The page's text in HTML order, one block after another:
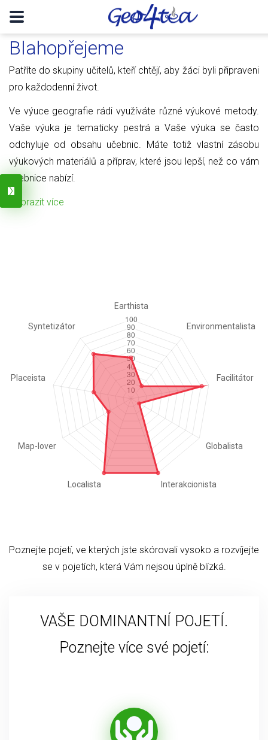
Blahopřejeme
Patříte do skupiny učitelů, kteří chtějí, aby žáci byli připraveni
pro každodenní život.
Ve výuce geografie rádi využíváte různé výukové metody.
Vaše výuka je tematicky pestrá a Vaše výuka se často
odchyluje od obsahu učebnic. Máte totiž vlastní zásobu
výukových materiálů a příprav, které jsou lepší, než co vám
učebnice nabízí.
Zobrazit více
Poznejte pojetí, ve kterých jste skórovali vysoko a rozvíjejte
se v pojetích, která Vám nejsou úplně blízká.
VAŠE DOMINANTNÍ POJETÍ.
Poznejte více své pojetí: